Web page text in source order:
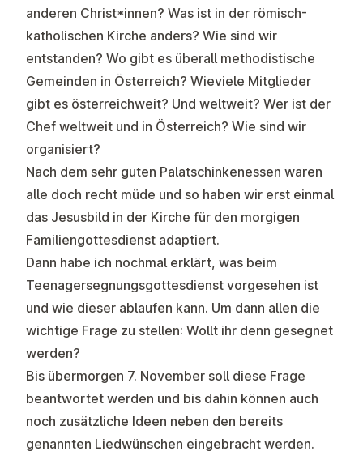
anderen Christ*innen? Was ist in der römisch-
katholischen Kirche anders? Wie sind wir
entstanden? Wo gibt es überall methodistische
Gemeinden in Österreich? Wieviele Mitglieder
gibt es österreichweit? Und weltweit? Wer ist der
Chef weltweit und in Österreich? Wie sind wir
organisiert?
Nach dem sehr guten Palatschinkenessen waren
alle doch recht müde und so haben wir erst einmal
das Jesusbild in der Kirche für den morgigen
Familiengottesdienst adaptiert.
Dann habe ich nochmal erklärt, was beim
Teenagersegnungsgottesdienst vorgesehen ist
und wie dieser ablaufen kann. Um dann allen die
wichtige Frage zu stellen: Wollt ihr denn gesegnet
werden?
Bis übermorgen 7. November soll diese Frage
beantwortet werden und bis dahin können auch
noch zusätzliche Ideen neben den bereits
genannten Liedwünschen eingebracht werden.